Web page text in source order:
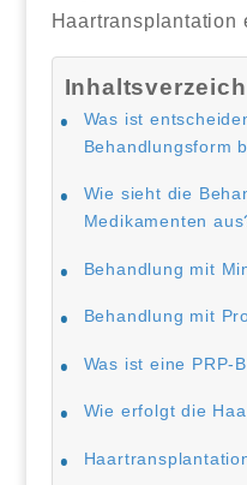
Haartransplantation
Was ist
Behandlungsform
Wie sieht die
Medikamenten
Behandlung mit
Behandlung mit
Was ist eine PRP-
Wie erfolgt die